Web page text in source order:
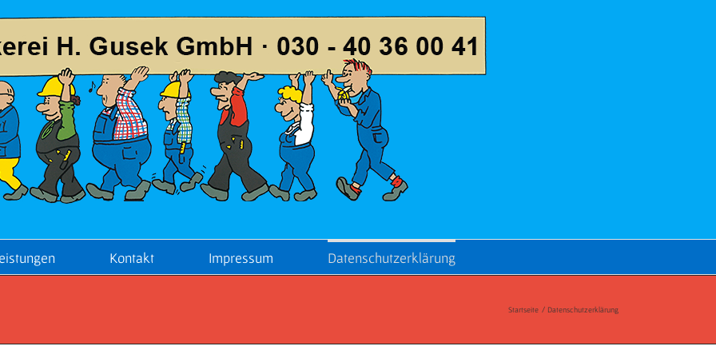
Kontakt Impressum Datenschutzerklärung
Startseite Datenschutzerklärung